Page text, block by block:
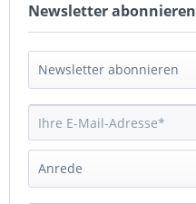
Newsletter abonnieren